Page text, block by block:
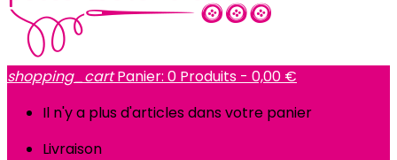
shopping_cart Panier: 0 Produits - 0,00 €
Il n'y a plus d'articles dans votre panier
Livraison